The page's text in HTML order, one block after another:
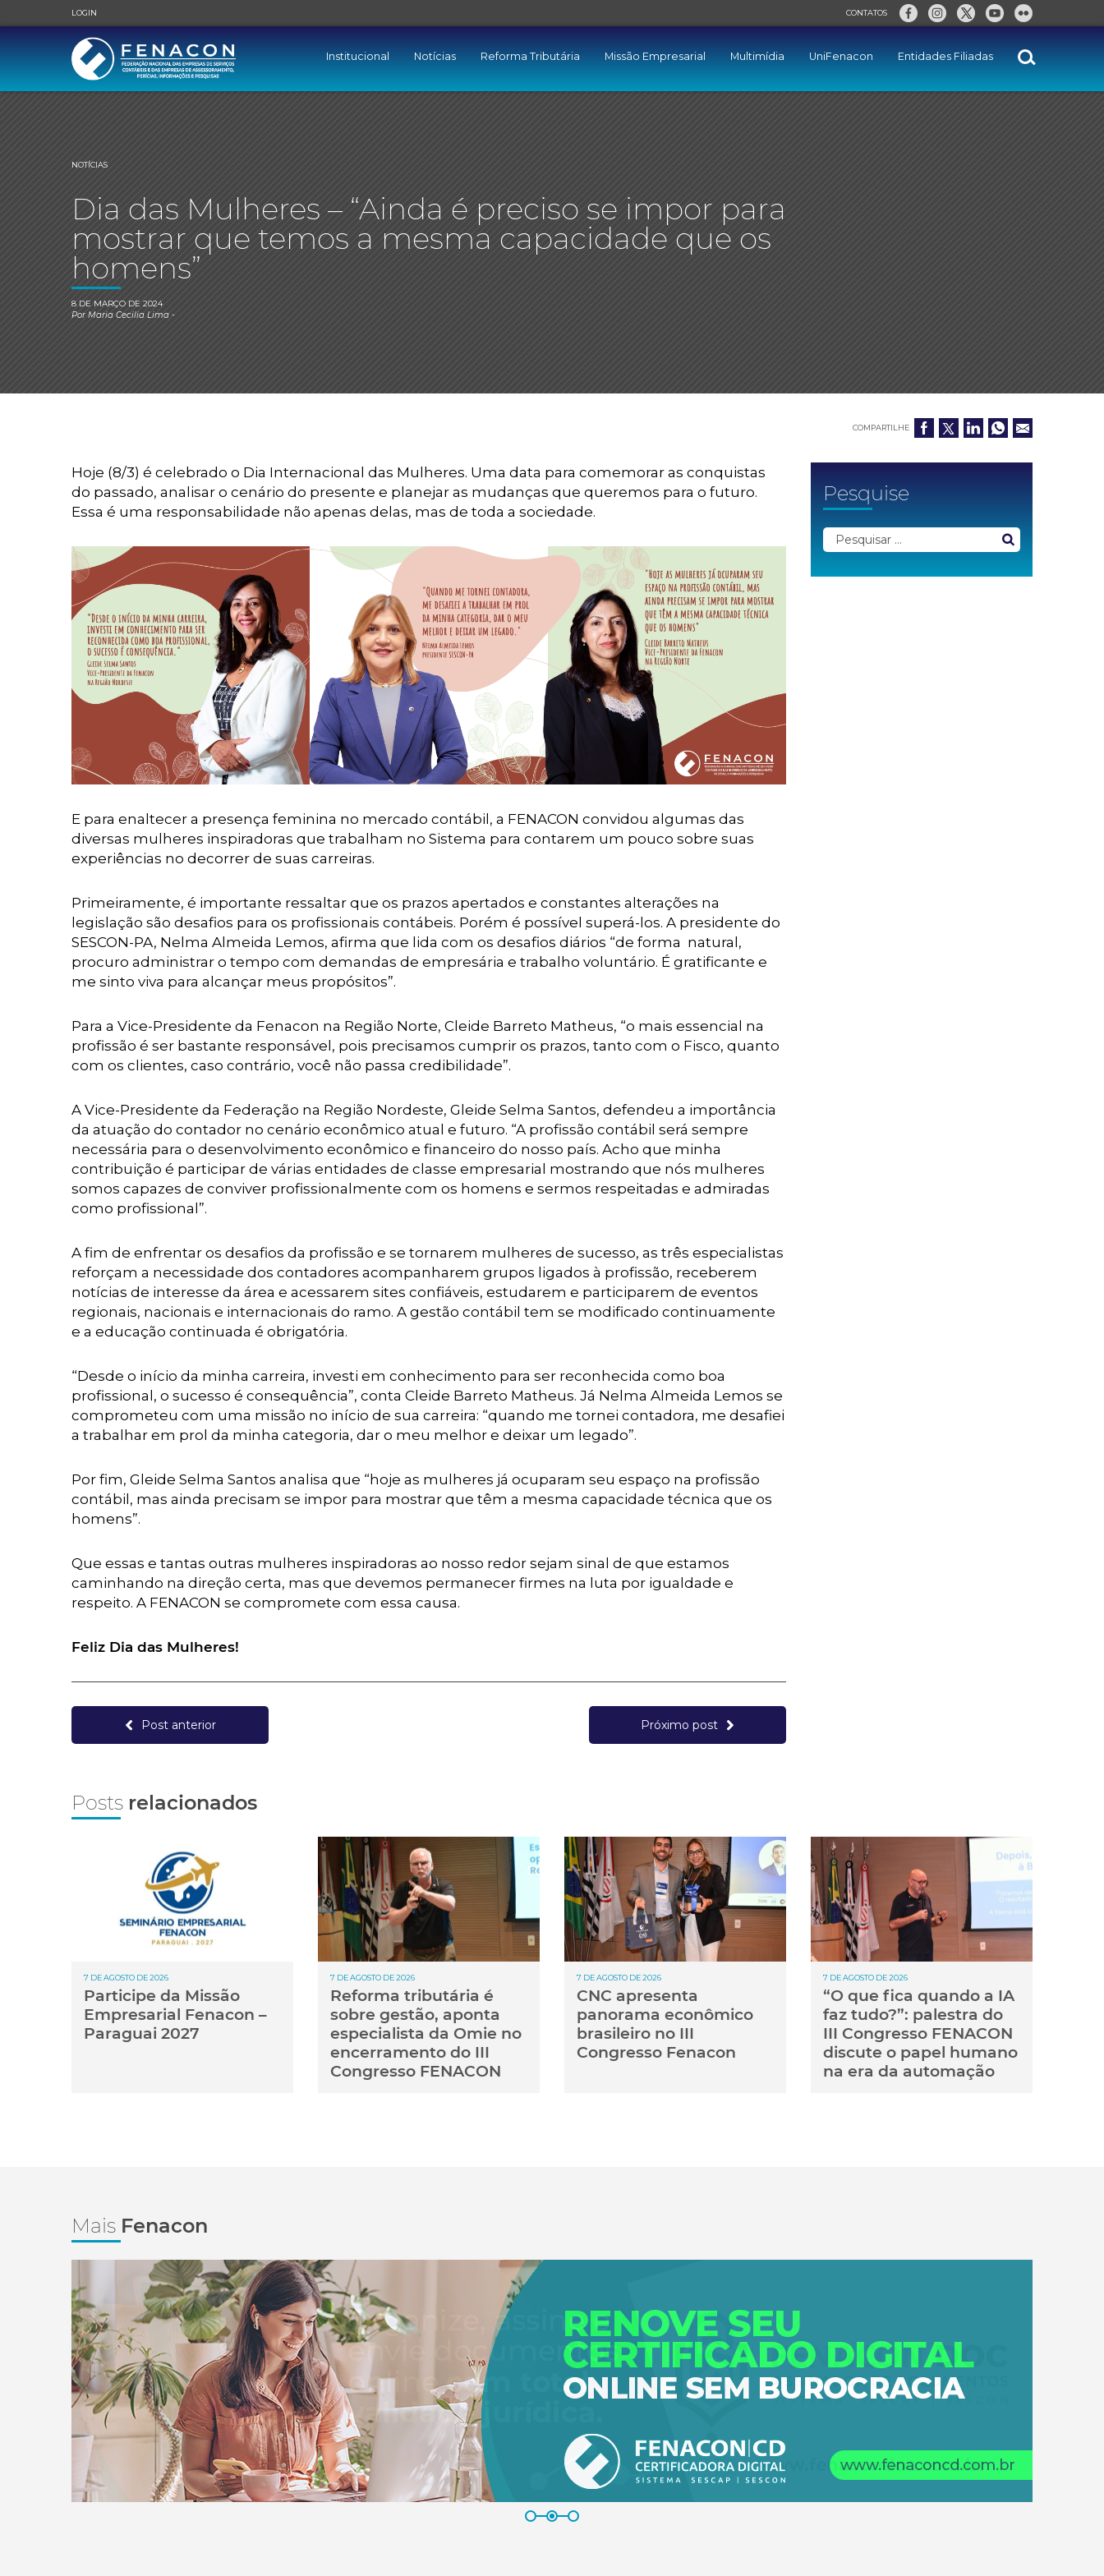
LOGIN CONTATOS
Institucional Notícias Reforma Tributária Missão Empresarial Multimídia UniFenacon Entidades Filiadas
NOTÍCIAS
Dia das Mulheres – “Ainda é preciso se impor para
mostrar que temos a mesma capacidade que os
homens”
8 DE MARÇO DE 2024
PorMaria Cecilia Lima-
COMPARTILHE
Hoje (8/3) é celebrado o Dia Internacional das Mulheres. Uma data para comemorar as conquistas
do passado, analisar o cenário do presente e planejar as mudanças que queremos para o futuro.
Essa é uma responsabilidade não apenas delas, mas de toda a sociedade.
E para enaltecer a presença feminina no mercado contábil, a FENACON convidou algumas das
diversas mulheres inspiradoras que trabalham no Sistema para contarem um pouco sobre suas
experiências no decorrer de suas carreiras.
Primeiramente, é importante ressaltar que os prazos apertados e constantes alterações na
legislação são desafios para os profissionais contábeis. Porém é possível superá-los. A presidente do
SESCON-PA, Nelma Almeida Lemos, afirma que lida com os desafios diários “de forma natural,
procuro administrar o tempo com demandas de empresária e trabalho voluntário. É gratificante e
me sinto viva para alcançar meus propósitos”.
Para a Vice-Presidente da Fenacon na Região Norte, Cleide Barreto Matheus, “o mais essencial na
profissão é ser bastante responsável, pois precisamos cumprir os prazos, tanto com o Fisco, quanto
com os clientes, caso contrário, você não passa credibilidade”.
A Vice-Presidente da Federação na Região Nordeste, Gleide Selma Santos, defendeu a importância
da atuação do contador no cenário econômico atual e futuro. “A profissão contábil será sempre
necessária para o desenvolvimento econômico e financeiro do nosso país. Acho que minha
contribuição é participar de várias entidades de classe empresarial mostrando que nós mulheres
somos capazes de conviver profissionalmente com os homens e sermos respeitadas e admiradas
como profissional”.
A fim de enfrentar os desafios da profissão e se tornarem mulheres de sucesso, as três especialistas
reforçam a necessidade dos contadores acompanharem grupos ligados à profissão, receberem
notícias de interesse da área e acessarem sites confiáveis, estudarem e participarem de eventos
regionais, nacionais e internacionais do ramo. A gestão contábil tem se modificado continuamente
e a educação continuada é obrigatória.
“Desde o início da minha carreira, investi em conhecimento para ser reconhecida como boa
profissional, o sucesso é consequência”, conta Cleide Barreto Matheus. Já Nelma Almeida Lemos se
comprometeu com uma missão no início de sua carreira: “quando me tornei contadora, me desafiei
a trabalhar em prol da minha categoria, dar o meu melhor e deixar um legado”.
Por fim, Gleide Selma Santos analisa que “hoje as mulheres já ocuparam seu espaço na profissão
contábil, mas ainda precisam se impor para mostrar que têm a mesma capacidade técnica que os
homens”.
Que essas e tantas outras mulheres inspiradoras ao nosso redor sejam sinal de que estamos
caminhando na direção certa, mas que devemos permanecer firmes na luta por igualdade e
respeito. A FENACON se compromete com essa causa.
Feliz Dia das Mulheres!
Post anterior Próximo post
Pesquise
Posts relacionados
7 DE AGOSTO DE 2026
Participe da Missão
Empresarial Fenacon –
Paraguai 2027
7 DE AGOSTO DE 2026
Reforma tributária é
sobre gestão, aponta
especialista da Omie no
encerramento do III
Congresso FENACON
7 DE AGOSTO DE 2026
CNC apresenta
panorama econômico
brasileiro no III
Congresso Fenacon
7 DE AGOSTO DE 2026
“O que fica quando a IA
faz tudo?”: palestra do
III Congresso FENACON
discute o papel humano
na era da automação
Mais Fenacon